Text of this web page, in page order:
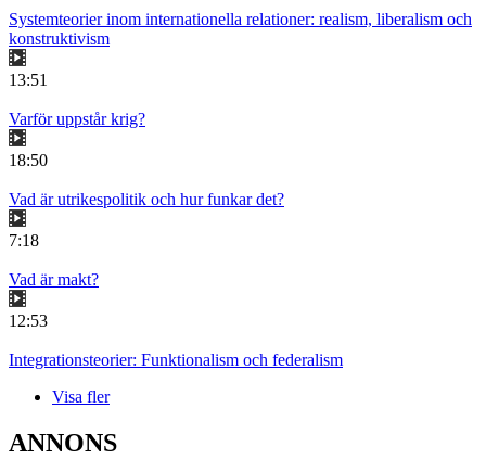
Systemteorier inom internationella relationer: realism, liberalism och
konstruktivism
13:51
Varför uppstår krig?
18:50
Vad är utrikespolitik och hur funkar det?
7:18
Vad är makt?
12:53
Integrationsteorier: Funktionalism och federalism
Visa fler
ANNONS